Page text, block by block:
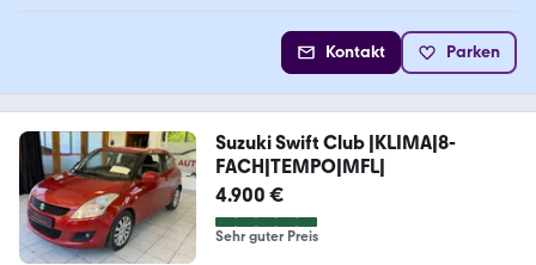
Kontakt Parken
Suzuki Swift Club |KLIMA|8-
FACH|TEMPO|MFL|
4.900 €
Sehr guter Preis